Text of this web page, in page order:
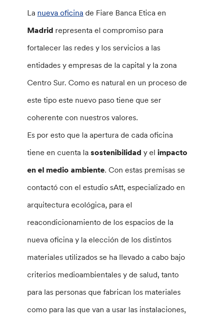
La nueva oficina de Fiare Banca Etica en
Madrid representa el compromiso para
fortalecer las redes y los servicios a las
entidades y empresas de la capital y la zona
Centro Sur. Como es natural en un proceso de
este tipo este nuevo paso tiene que ser
coherente con nuestros valores.
Es por esto que la apertura de cada oficina
tiene en cuenta lasostenibilidady elimpacto
en el medio ambiente. Con estas premisas se
contactó con el estudio sAtt, especializado en
arquitectura ecológica, para el
reacondicionamiento de los espacios de la
nueva oficina y la elección de los distintos
materiales utilizados se ha llevado a cabo bajo
criterios medioambientales y de salud, tanto
para las personas que fabrican los materiales
como para las que van a usar las instalaciones,